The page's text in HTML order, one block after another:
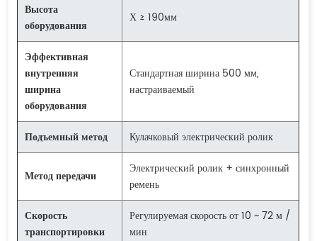
Высота
оборудования
Х ≥ 190мм
Эффективная
внутренняя
ширина
оборудования
Стандартная ширина 500 мм,
настраиваемый
Подъемный метод Кулачковый электрический ролик
Метод передачи
Электрический ролик + синхронный
ремень
Скорость
транспортировки
Регулируемая скорость от 10 ~ 72 м /
мин